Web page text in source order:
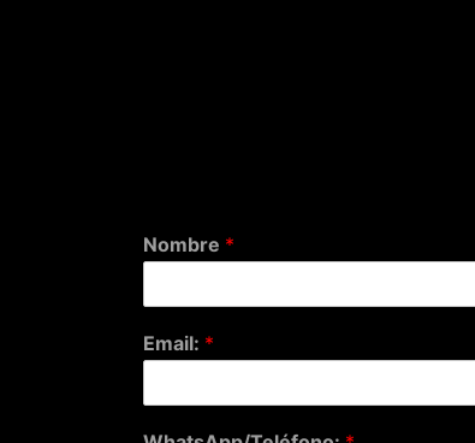
Nombre *
Email: *